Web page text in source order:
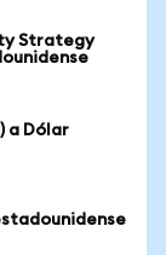
Strategy
a Dólar